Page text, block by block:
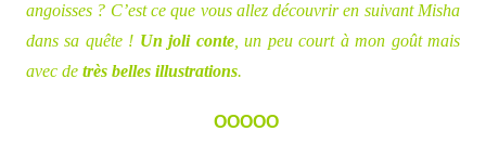
angoisses ? C’est ce que vous allez découvrir en suivant Misha
dans sa quête ! Un joli conte, un peu court à mon goût mais
avec detrès belles illustrations.
ΟΟΟΟΟ